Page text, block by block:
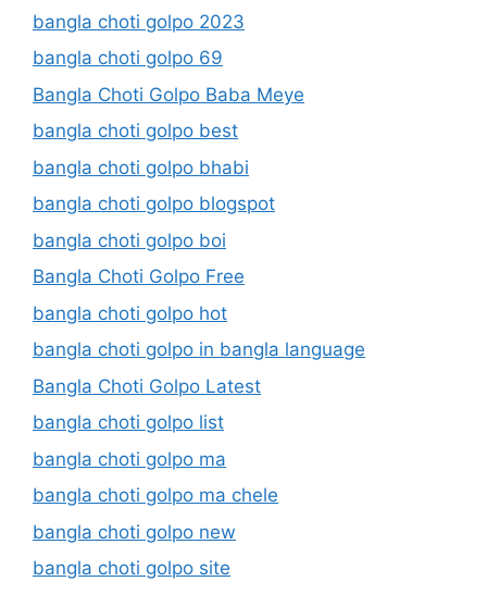
bangla choti golpo 2023
bangla choti golpo 69
Bangla Choti Golpo Baba Meye
bangla choti golpo best
bangla choti golpo bhabi
bangla choti golpo blogspot
bangla choti golpo boi
Bangla Choti Golpo Free
bangla choti golpo hot
bangla choti golpo in bangla language
Bangla Choti Golpo Latest
bangla choti golpo list
bangla choti golpo ma
bangla choti golpo ma chele
bangla choti golpo new
bangla choti golpo site